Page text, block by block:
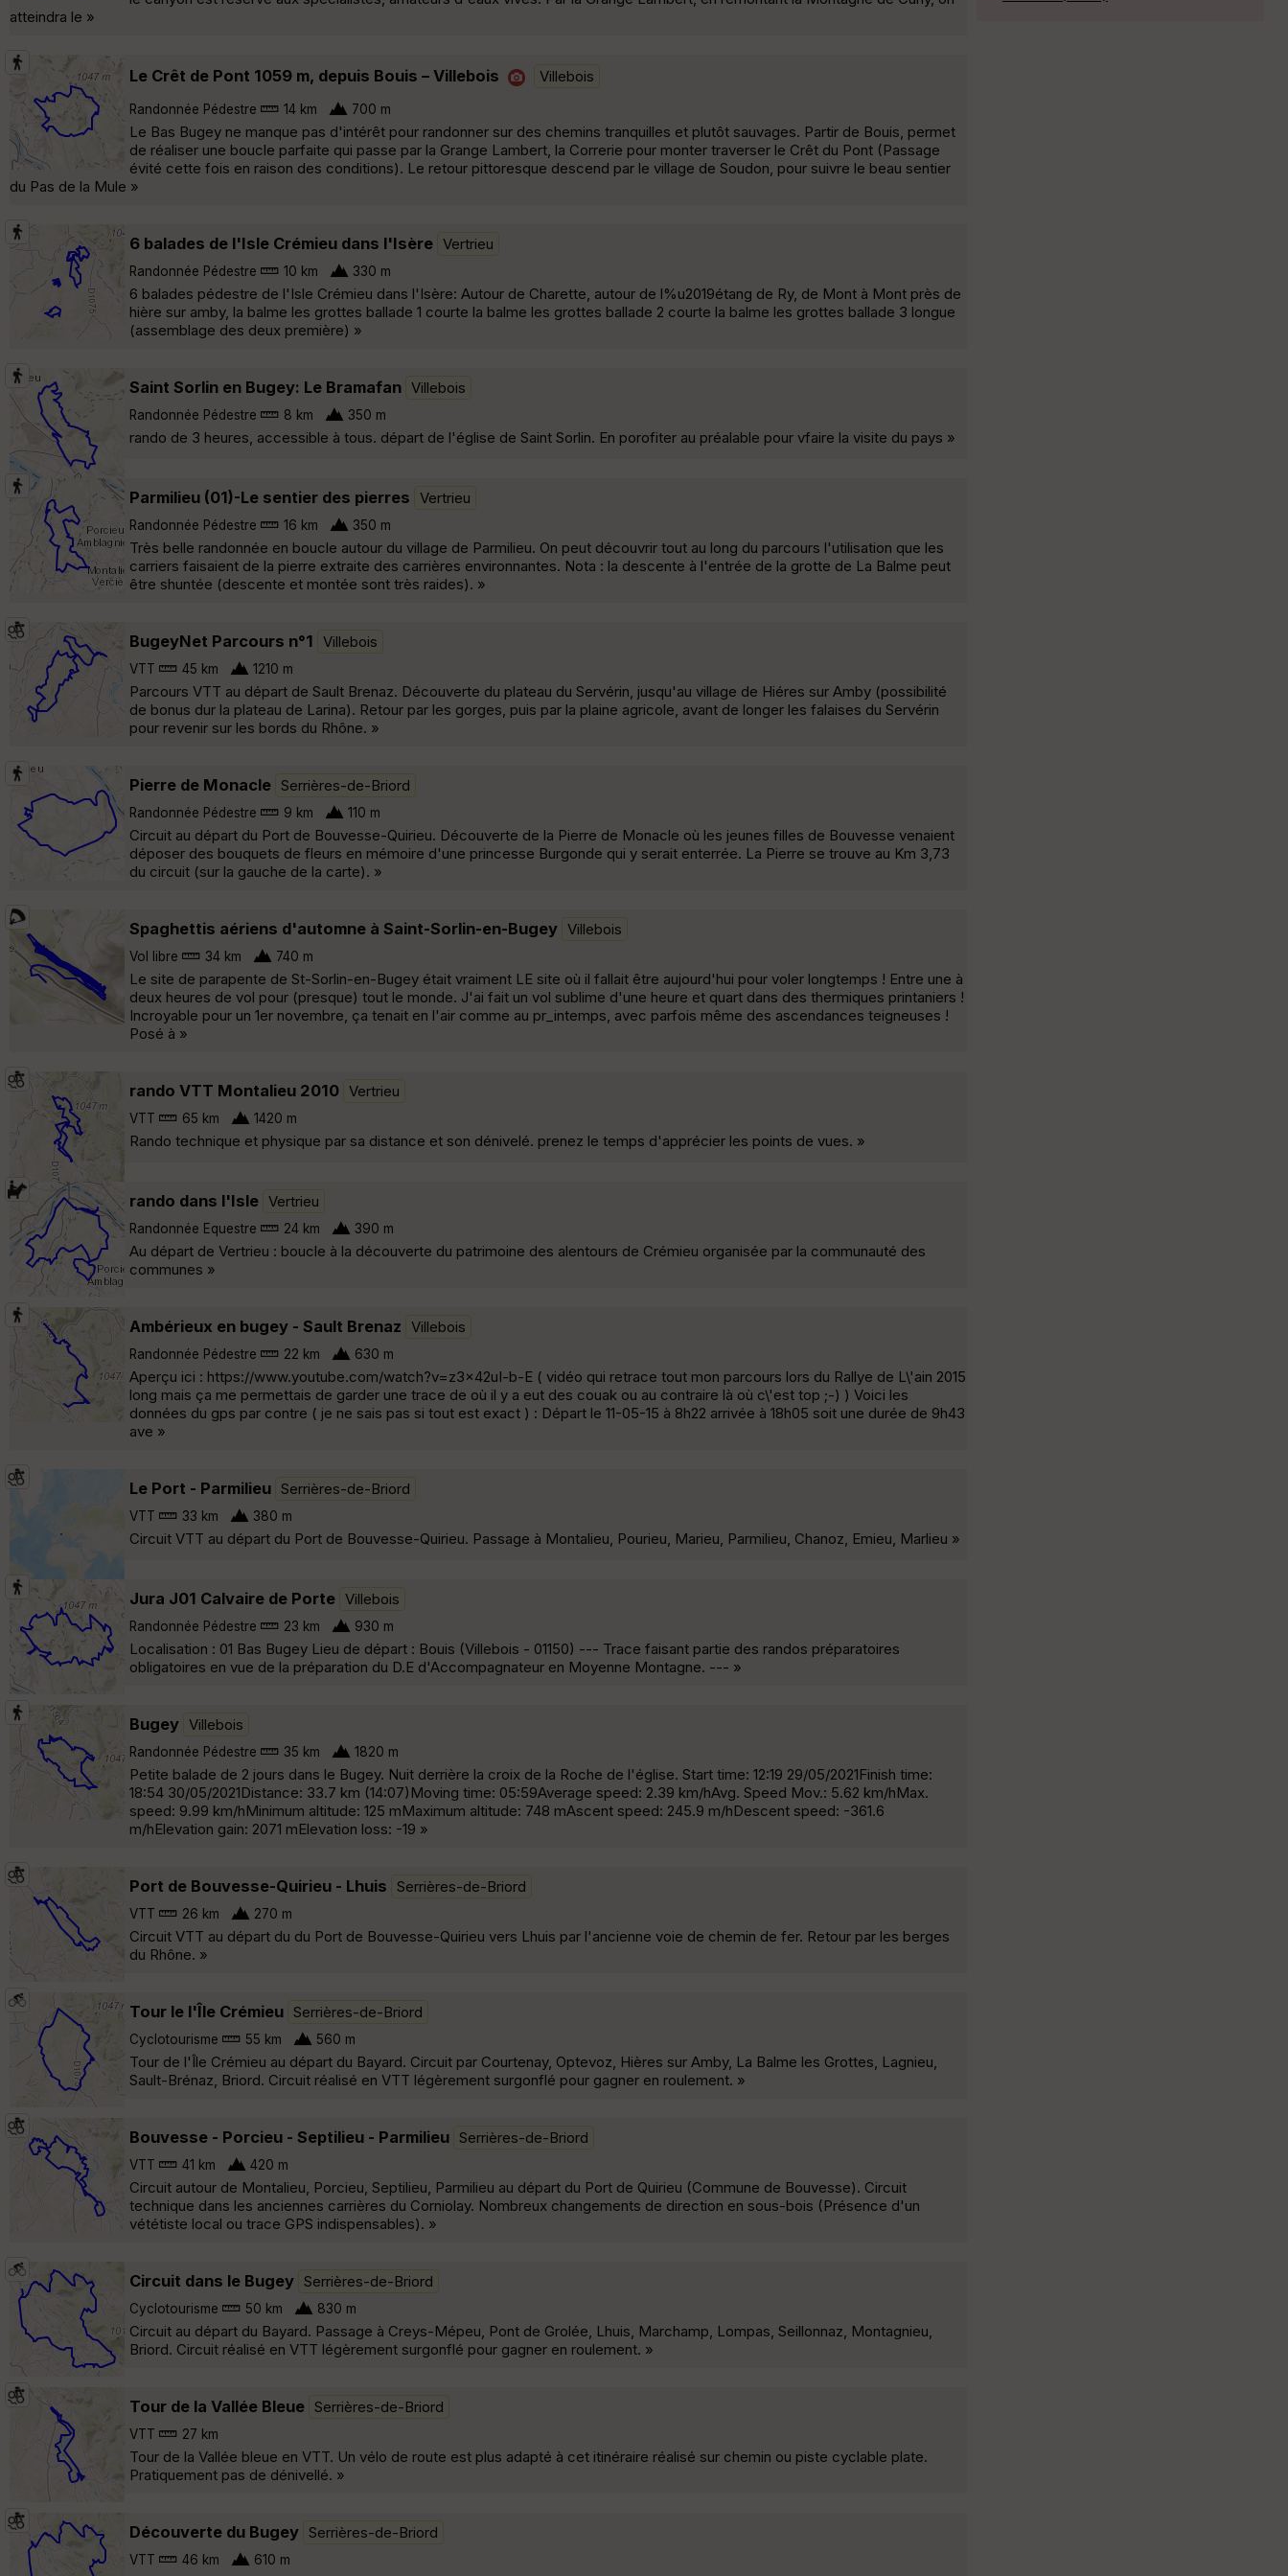
atteindra le »
Le Crêt de Pont 1059 m, depuis Bouis – Villebois Villebois
Randonnée Pédestre 14 km 700 m
Le Bas Bugey ne manque pas d'intérêt pour randonner sur des chemins tranquilles et plutôt sauvages. Partir de Bouis, permet
de réaliser une boucle parfaite qui passe par la Grange Lambert, la Correrie pour monter traverser le Crêt du Pont (Passage
évité cette fois en raison des conditions). Le retour pittoresque descend par le village de Soudon, pour suivre le beau sentier
du Pas de la Mule »
6 balades de l'Isle Crémieu dans l'Isère Vertrieu
Randonnée Pédestre 10 km 330 m
6 balades pédestre de l'Isle Crémieu dans l'Isère: Autour de Charette, autour de l%u2019étang de Ry, de Mont à Mont près de
hière sur amby, la balme les grottes ballade 1 courte la balme les grottes ballade 2 courte la balme les grottes ballade 3 longue
(assemblage des deux première) »
Saint Sorlin en Bugey: Le Bramafan Villebois
Randonnée Pédestre 8 km 350 m
rando de 3 heures, accessible à tous. départ de l'église de Saint Sorlin. En porofiter au préalable pour vfaire la visite du pays »
Parmilieu (01)-Le sentier des pierres Vertrieu
Randonnée Pédestre 16 km 350 m
Très belle randonnée en boucle autour du village de Parmilieu. On peut découvrir tout au long du parcours l'utilisation que les
carriers faisaient de la pierre extraite des carrières environnantes. Nota : la descente à l'entrée de la grotte de La Balme peut
être shuntée (descente et montée sont très raides). »
BugeyNet Parcours n°1 Villebois
VTT 45 km 1210 m
Parcours VTT au départ de Sault Brenaz. Découverte du plateau du Servérin, jusqu'au village de Hiéres sur Amby (possibilité
de bonus dur la plateau de Larina). Retour par les gorges, puis par la plaine agricole, avant de longer les falaises du Servérin
pour revenir sur les bords du Rhône. »
Pierre de Monacle Serrières-de-Briord
Randonnée Pédestre 9 km 110 m
Circuit au départ du Port de Bouvesse-Quirieu. Découverte de la Pierre de Monacle où les jeunes filles de Bouvesse venaient
déposer des bouquets de fleurs en mémoire d'une princesse Burgonde qui y serait enterrée. La Pierre se trouve au Km 3,73
du circuit (sur la gauche de la carte). »
Spaghettis aériens d'automne à Saint-Sorlin-en-Bugey Villebois
Vol libre 34 km 740 m
Le site de parapente de St-Sorlin-en-Bugey était vraiment LE site où il fallait être aujourd'hui pour voler longtemps ! Entre une à
deux heures de vol pour (presque) tout le monde. J'ai fait un vol sublime d'une heure et quart dans des thermiques printaniers !
Incroyable pour un 1er novembre, ça tenait en l'air comme au pr_intemps, avec parfois même des ascendances teigneuses !
Posé à »
rando VTT Montalieu 2010 Vertrieu
VTT 65 km 1420 m
Rando technique et physique par sa distance et son dénivelé. prenez le temps d'apprécier les points de vues. »
rando dans l'Isle Vertrieu
Randonnée Equestre 24 km 390 m
Au départ de Vertrieu : boucle à la découverte du patrimoine des alentours de Crémieu organisée par la communauté des
communes »
Ambérieux en bugey - Sault Brenaz Villebois
Randonnée Pédestre 22 km 630 m
Aperçu ici : https://www.youtube.com/watch?v=z3x42uI-b-E ( vidéo qui retrace tout mon parcours lors du Rallye de L\'ain 2015
long mais ça me permettais de garder une trace de où il y a eut des couak ou au contraire là où c\'est top ;-) ) Voici les
données du gps par contre ( je ne sais pas si tout est exact ) : Départ le 11-05-15 à 8h22 arrivée à 18h05 soit une durée de 9h43
ave »
Le Port - Parmilieu Serrières-de-Briord
VTT 33 km 380 m
Circuit VTT au départ du Port de Bouvesse-Quirieu. Passage à Montalieu, Pourieu, Marieu, Parmilieu, Chanoz, Emieu, Marlieu »
Jura J01 Calvaire de Porte Villebois
Randonnée Pédestre 23 km 930 m
Localisation : 01 Bas Bugey Lieu de départ : Bouis (Villebois - 01150) --- Trace faisant partie des randos préparatoires
obligatoires en vue de la préparation du D.E d'Accompagnateur en Moyenne Montagne. --- »
Bugey Villebois
Randonnée Pédestre 35 km 1820 m
Petite balade de 2 jours dans le Bugey. Nuit derrière la croix de la Roche de l'église. Start time: 12:19 29/05/2021Finish time:
18:54 30/05/2021Distance: 33.7 km (14:07)Moving time: 05:59Average speed: 2.39 km/hAvg. Speed Mov.: 5.62 km/hMax.
speed: 9.99 km/hMinimum altitude: 125 mMaximum altitude: 748 mAscent speed: 245.9 m/hDescent speed: -361.6
m/hElevation gain: 2071 mElevation loss: -19 »
Port de Bouvesse-Quirieu - Lhuis Serrières-de-Briord
VTT 26 km 270 m
Circuit VTT au départ du du Port de Bouvesse-Quirieu vers Lhuis par l'ancienne voie de chemin de fer. Retour par les berges
du Rhône. »
Tour le l'Île Crémieu Serrières-de-Briord
Cyclotourisme 55 km 560 m
Tour de l'Île Crémieu au départ du Bayard. Circuit par Courtenay, Optevoz, Hières sur Amby, La Balme les Grottes, Lagnieu,
Sault-Brénaz, Briord. Circuit réalisé en VTT légèrement surgonflé pour gagner en roulement. »
Bouvesse - Porcieu - Septilieu - Parmilieu Serrières-de-Briord
VTT 41 km 420 m
Circuit autour de Montalieu, Porcieu, Septilieu, Parmilieu au départ du Port de Quirieu (Commune de Bouvesse). Circuit
technique dans les anciennes carrières du Corniolay. Nombreux changements de direction en sous-bois (Présence d'un
vététiste local ou trace GPS indispensables). »
Circuit dans le Bugey Serrières-de-Briord
Cyclotourisme 50 km 830 m
Circuit au départ du Bayard. Passage à Creys-Mépeu, Pont de Grolée, Lhuis, Marchamp, Lompas, Seillonnaz, Montagnieu,
Briord. Circuit réalisé en VTT légèrement surgonflé pour gagner en roulement. »
Tour de la Vallée Bleue Serrières-de-Briord
VTT 27 km
Tour de la Vallée bleue en VTT. Un vélo de route est plus adapté à cet itinéraire réalisé sur chemin ou piste cyclable plate.
Pratiquement pas de dénivellé. »
Découverte du Bugey Serrières-de-Briord
VTT 46 km 610 m